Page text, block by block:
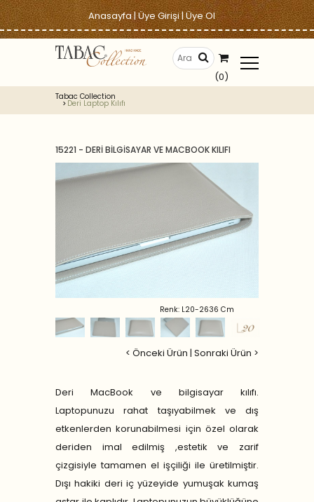
Anasayfa|Üye Girişi|Üye Ol
(0)
Tabac Collection
Deri Laptop Kılıfı
15221 - DERİ BİLGİSAYAR VE MACBOOK KILIFI
Renk: L20-2636 Cm
< Önceki Ürün | Sonraki Ürün >
Deri MacBook ve bilgisayar kılıfı.
Laptopunuzu rahat taşıyabilmek ve dış
etkenlerden korunabilmesi için özel olarak
deriden imal edilmiş ,estetik ve zarif
çizgisiyle tamamen el işçiliği ile üretilmiştir.
Dışı hakiki deri iç yüzeyide yumuşak kumaş